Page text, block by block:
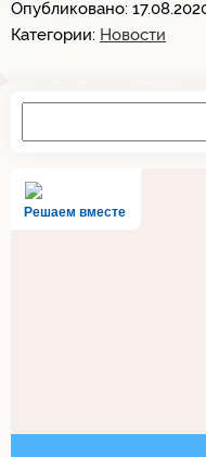
Опубликовано:
Категории: Новости
Решаем вместе